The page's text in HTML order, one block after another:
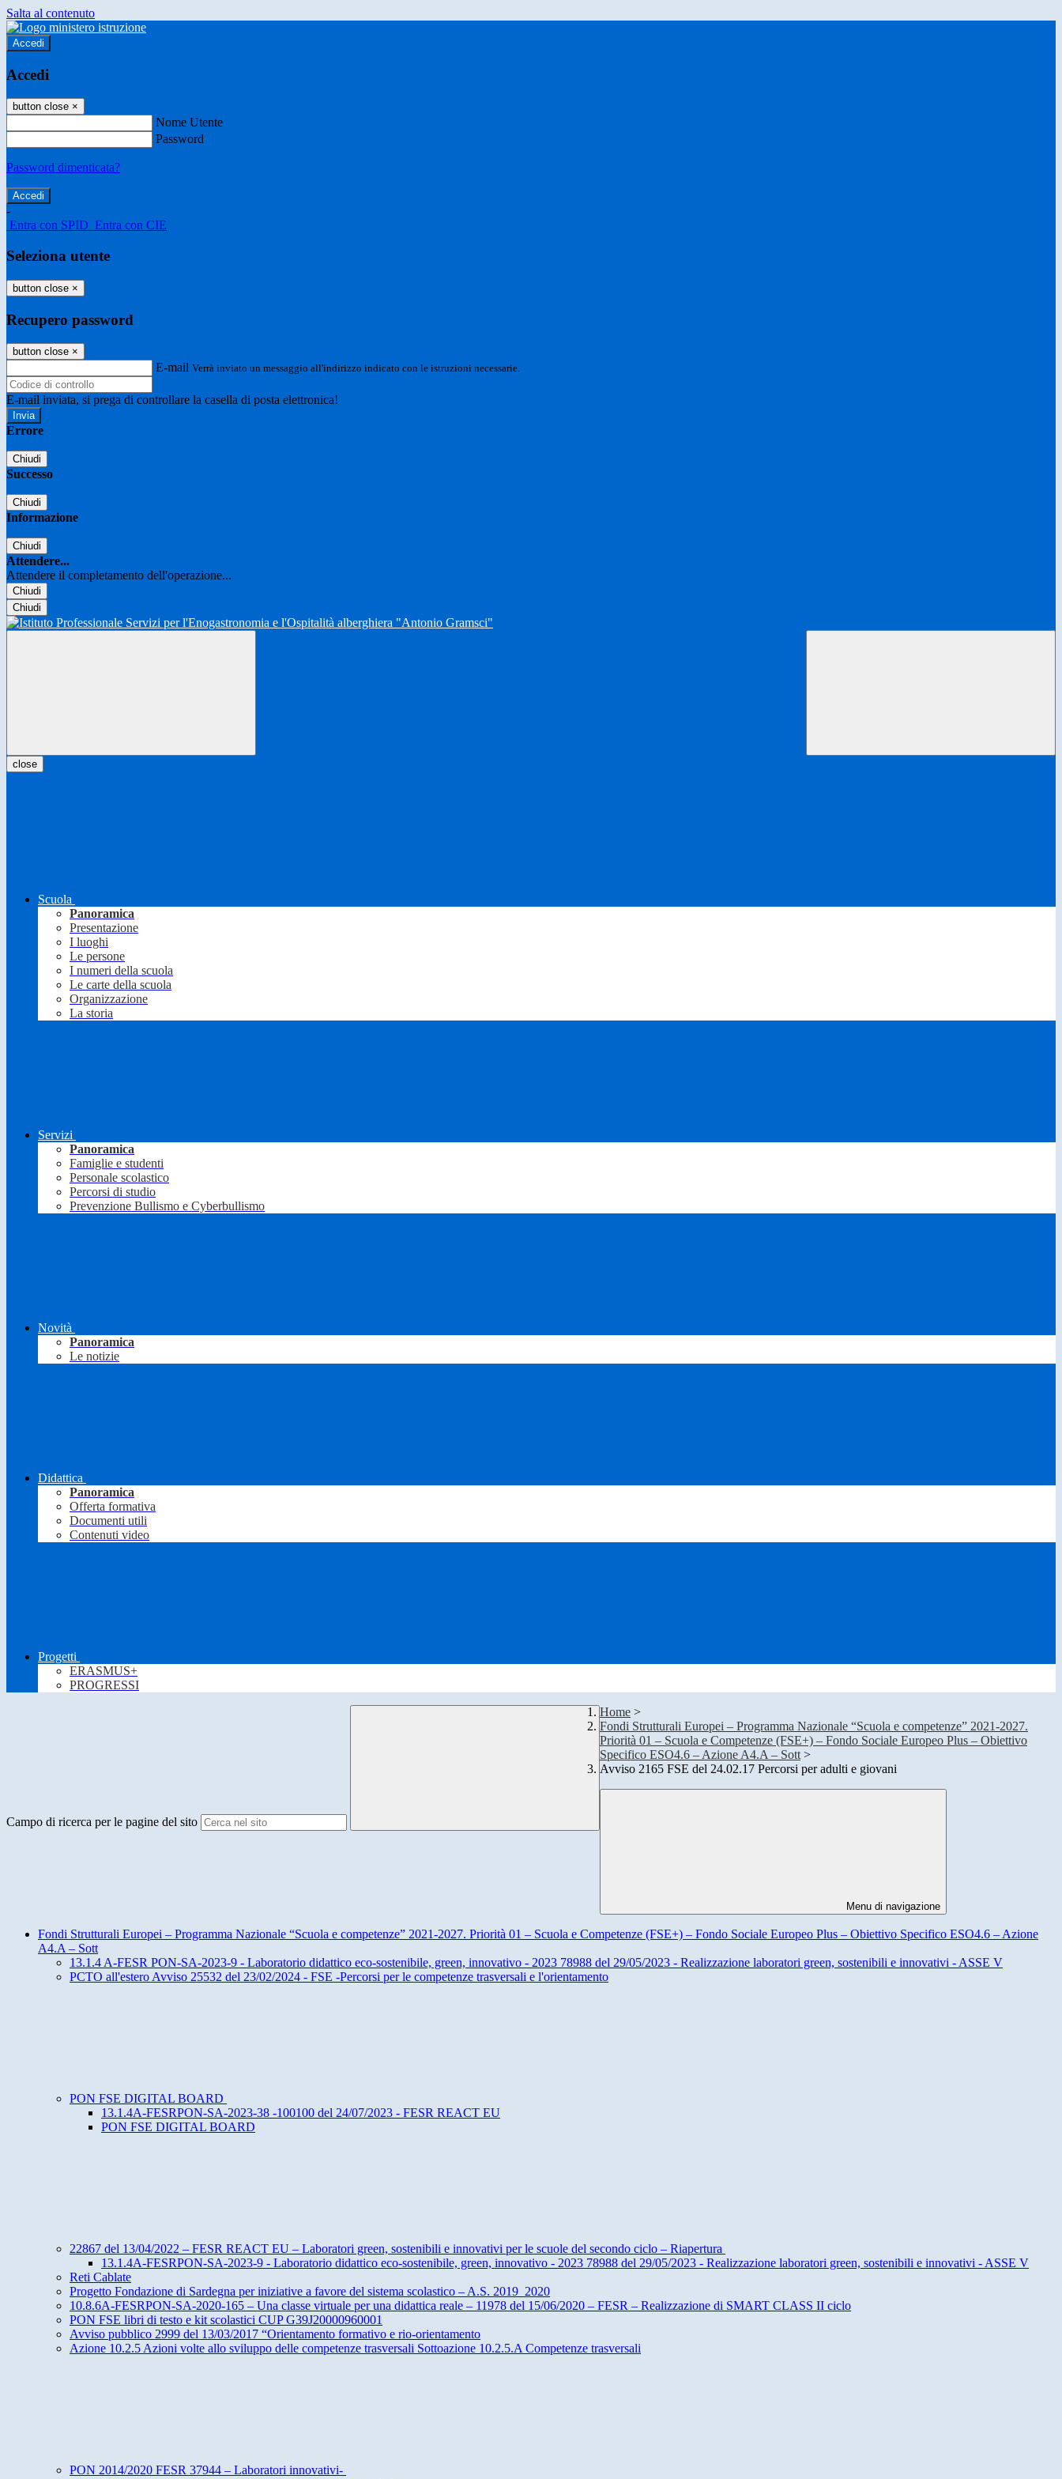
Salta al contenuto
Accedi
Accedi
button close ×
Nome Utente
Password
Password dimenticata?
-
Entra con SPID Entra con CIE
Seleziona utente
button close ×
Recupero password
button close ×
E-mail Verrà inviato un messaggio all'indirizzo indicato con le istruzioni necessarie.
E-mail inviata, si prega di controllare la casella di posta elettronica!
Errore
Chiudi
Successo
Chiudi
Informazione
Chiudi
Attendere...
Attendere il completamento dell'operazione...
Chiudi
Chiudi
close
Scuola
Panoramica
Presentazione
I luoghi
Le persone
I numeri della scuola
Le carte della scuola
Organizzazione
La storia
Servizi
Panoramica
Famiglie e studenti
Personale scolastico
Percorsi di studio
Prevenzione Bullismo e Cyberbullismo
Novità
Panoramica
Le notizie
Didattica
Panoramica
Offerta formativa
Documenti utili
Contenuti video
Progetti
ERASMUS+
PROGRESSI
Campo di ricerca per le pagine del sito
Home >
Fondi Strutturali Europei – Programma Nazionale “Scuola e competenze” 2021-2027.
Priorità 01 – Scuola e Competenze (FSE+) – Fondo Sociale Europeo Plus – Obiettivo
Specifico ESO4.6 – Azione A4.A – Sott >
Avviso 2165 FSE del 24.02.17 Percorsi per adulti e giovani
Menu di navigazione
Fondi Strutturali Europei – Programma Nazionale “Scuola e competenze” 2021-2027. Priorità 01 – Scuola e Competenze (FSE+) – Fondo Sociale Europeo Plus – Obiettivo Specifico ESO4.6 – Azione
A4.A – Sott
13.1.4 A-FESR PON-SA-2023-9 - Laboratorio didattico eco-sostenibile, green, innovativo - 2023 78988 del 29/05/2023 - Realizzazione laboratori green, sostenibili e innovativi - ASSE V
PCTO all'estero Avviso 25532 del 23/02/2024 - FSE -Percorsi per le competenze trasversali e l'orientamento
PON FSE DIGITAL BOARD
13.1.4A-FESRPON-SA-2023-38 -100100 del 24/07/2023 - FESR REACT EU
PON FSE DIGITAL BOARD
22867 del 13/04/2022 – FESR REACT EU – Laboratori green, sostenibili e innovativi per le scuole del secondo ciclo – Riapertura
13.1.4A-FESRPON-SA-2023-9 - Laboratorio didattico eco-sostenibile, green, innovativo - 2023 78988 del 29/05/2023 - Realizzazione laboratori green, sostenibili e innovativi - ASSE V
Reti Cablate
Progetto Fondazione di Sardegna per iniziative a favore del sistema scolastico – A.S. 2019_2020
10.8.6A-FESRPON-SA-2020-165 – Una classe virtuale per una didattica reale – 11978 del 15/06/2020 – FESR – Realizzazione di SMART CLASS II ciclo
PON FSE libri di testo e kit scolastici CUP G39J20000960001
Avviso pubblico 2999 del 13/03/2017 “Orientamento formativo e rio-orientamento
Azione 10.2.5 Azioni volte allo sviluppo delle competenze trasversali Sottoazione 10.2.5.A Competenze trasversali
PON 2014/2020 FESR 37944 – Laboratori innovativi-